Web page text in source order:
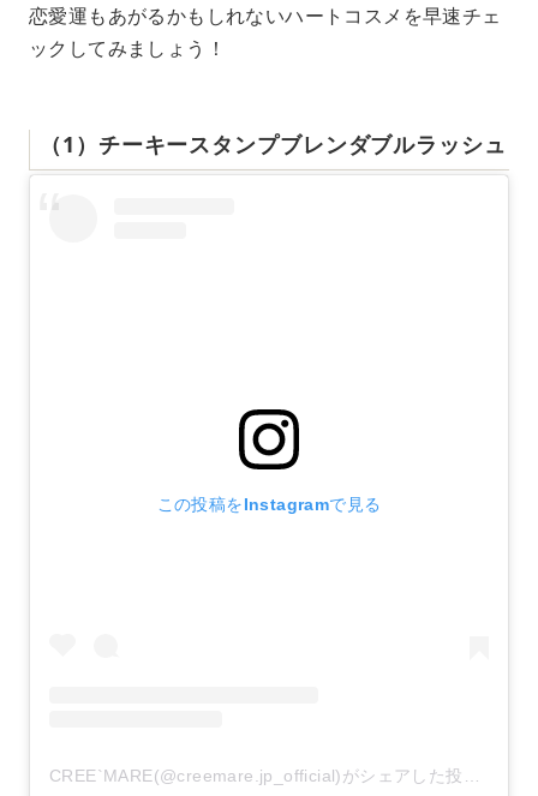
恋愛運もあがるかもしれないハートコスメを早速チェ
ックしてみましょう！
（1）チーキースタンプブレンダブルラッシュ
この投稿をInstagramで見る
CREE`MARE(@creemare.jp_official)がシェアした投稿